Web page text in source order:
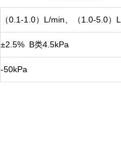
（0.1-1.0）L/min、（1.0-5.0）
±2.5% B类4.5kPa
-50kPa